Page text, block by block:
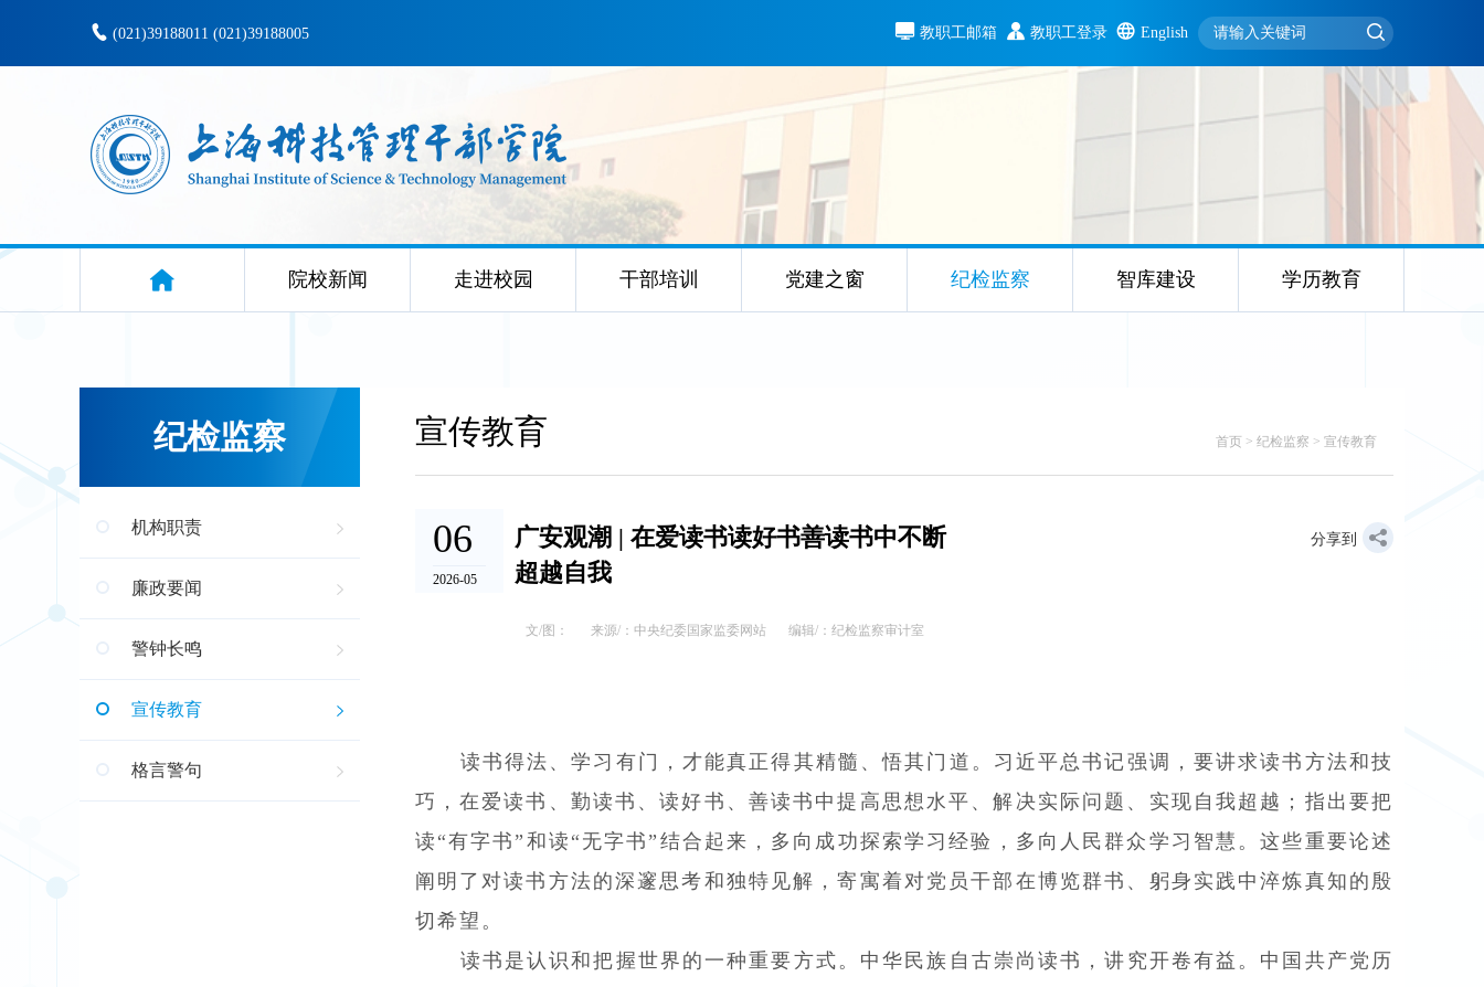
(021)39188011 (021)39188005 教职工邮箱 教职工登录 English
院校新闻 走进校园 干部培训 党建之窗 纪检监察 智库建设 学历教育
纪检监察
机构职责
廉政要闻
警钟长鸣
宣传教育
格言警句
宣传教育 首页 > 纪检监察 > 宣传教育
06
2026-05
广安观潮 | 在爱读书读好书善读书中不断
超越自我
文/图： 来源/：中央纪委国家监委网站 编辑/：纪检监察审计室
分享到
读书得法、学习有门，才能真正得其精髓、悟其门道。习近平总书记强调，要讲求读书方法和技
巧，在爱读书、勤读书、读好书、善读书中提高思想水平、解决实际问题、实现自我超越；指出要把
读“有字书”和读“无字书”结合起来，多向成功探索学习经验，多向人民群众学习智慧。这些重要论述
阐明了对读书方法的深邃思考和独特见解，寄寓着对党员干部在博览群书、躬身实践中淬炼真知的殷
切希望。
读书是认识和把握世界的一种重要方式。中华民族自古崇尚读书，讲究开卷有益。中国共产党历